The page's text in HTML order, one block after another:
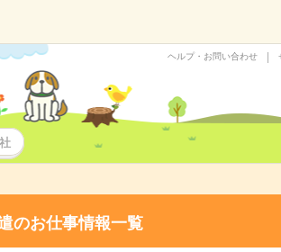
ヘルプ・お問い合わせ
のお仕事情報一覧